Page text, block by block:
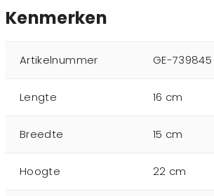
Kenmerken
Artikelnummer GE-739845
Lengte 16 cm
Breedte 15 cm
Hoogte 22 cm